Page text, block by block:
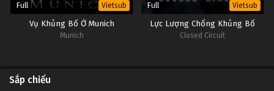
Full Vietsub
Vụ Khủng Bố Ở Munich
Munich
Full Vietsub
Lực Lượng Chống Khủng Bố
Closed Circuit
Sắp chiếu